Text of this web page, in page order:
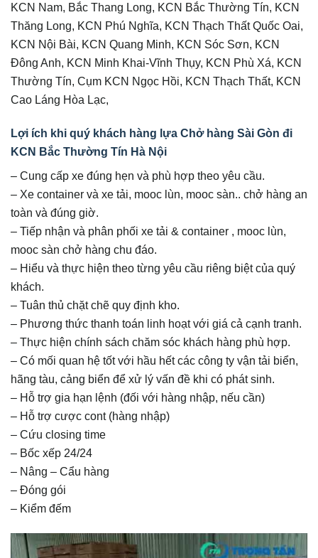
KCN Nam, Bắc Thang Long, KCN Bắc Thường Tín, KCN
Thăng Long, KCN Phú Nghĩa, KCN Thạch Thất Quốc Oai,
KCN Nội Bài, KCN Quang Minh, KCN Sóc Sơn, KCN
Đông Anh, KCN Minh Khai-Vĩnh Thụy, KCN Phù Xá, KCN
Thường Tín, Cụm KCN Ngọc Hồi, KCN Thạch Thất, KCN
Cao Láng Hòa Lạc,
Lợi ích khi quý khách hàng lựa Chở hàng Sài Gòn đi
KCN Bắc Thường Tín Hà Nội
– Cung cấp xe đúng hẹn và phù hợp theo yêu cầu.
– Xe container và xe tải, mooc lùn, mooc sàn.. chở hàng an
toàn và đúng giờ.
– Tiếp nhận và phân phối xe tải & container , mooc lùn,
mooc sàn chở hàng chu đáo.
– Hiểu và thực hiện theo từng yêu cầu riêng biệt của quý
khách.
– Tuân thủ chặt chẽ quy định kho.
– Phương thức thanh toán linh hoạt với giá cả cạnh tranh.
– Thực hiện chính sách chăm sóc khách hàng phù hợp.
– Có mối quan hệ tốt với hầu hết các công ty vận tải biển,
hãng tàu, cảng biển để xử lý vấn đề khi có phát sinh.
– Hỗ trợ gia hạn lệnh (đối với hàng nhập, nếu cần)
– Hỗ trợ cược cont (hàng nhập)
– Cứu closing time
– Bốc xếp 24/24
– Nâng – Cẩu hàng
– Đóng gói
– Kiểm đếm